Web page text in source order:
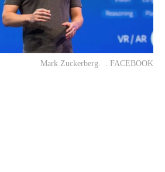
Mark Zuckerberg. . FACEBOOK